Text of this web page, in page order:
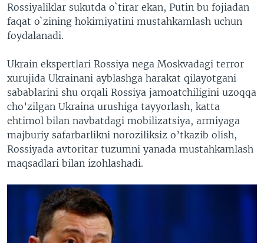
Rossiyaliklar sukutda o`tirar ekan, Putin bu fojiadan
faqat o`zining hokimiyatini mustahkamlash uchun
foydalanadi.
Ukrain ekspertlari Rossiya nega Moskvadagi terror
xurujida Ukrainani ayblashga harakat qilayotgani
sabablarini shu orqali Rossiya jamoatchiligini uzoqqa
cho’zilgan Ukraina urushiga tayyorlash, katta
ehtimol bilan navbatdagi mobilizatsiya, armiyaga
majburiy safarbarlikni noroziliksiz o’tkazib olish,
Rossiyada avtoritar tuzumni yanada mustahkamlash
maqsadlari bilan izohlashadi.